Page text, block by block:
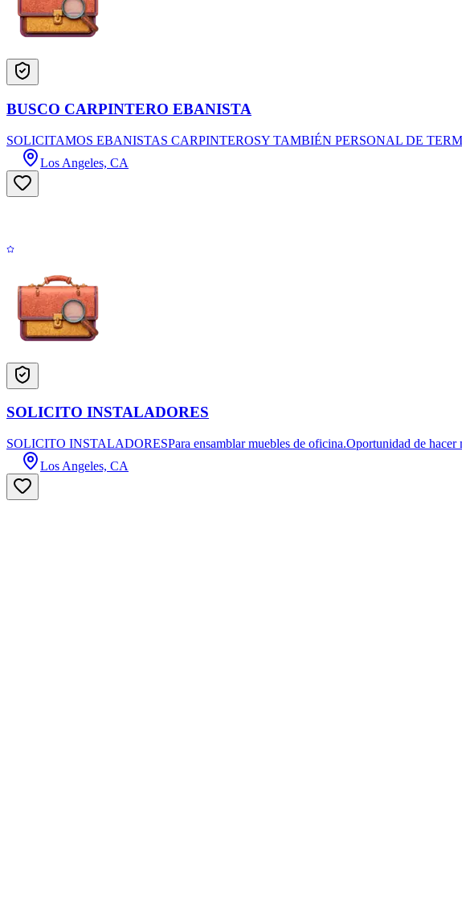
BUSCO CARPINTERO EBANISTA
SOLICITAMOS EBANISTAS CARPINTEROSY TAMBIÉN PERSONAL DE
Los Angeles, CA
SOLICITO INSTALADORES
SOLICITO INSTALADORESPara ensamblar muebles de oficina.Oportunidad de
Los Angeles, CA